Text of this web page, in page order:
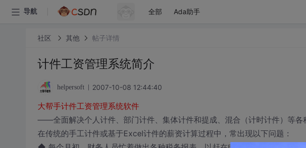
导航 全部 Ada助手
社区 其他 帖子详情
计件工资管理系统简介
helpersoft 2007-10-08 12:44:40
大帮手计件工资管理系统软件
——全面解决个人计件、部门计件、集体计件和提成、混合（计时计件）等各
在传统的手工计件或基于Excel计件的薪资计算过程中，常出现以下问题：